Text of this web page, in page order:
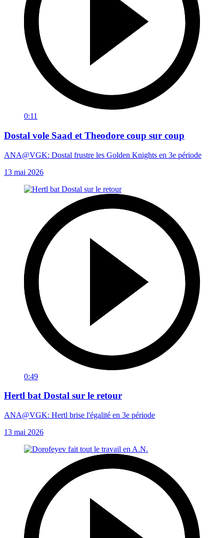
0:11
Dostal vole Saad et Theodore coup sur coup
ANA@VGK: Dostal frustre les Golden Knights en 3e période
13 mai 2026
0:49
Hertl bat Dostal sur le retour
ANA@VGK: Hertl brise l'égalité en 3e période
13 mai 2026